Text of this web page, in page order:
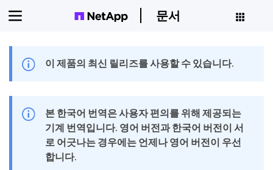
문서
이 제품의 최신 릴리즈를 사용할 수 있습니다.
본 한국어 번역은 사용자 편의를 위해 제공되는
기계 번역입니다. 영어 버전과 한국어 버전이 서
로 어긋나는 경우에는 언제나 영어 버전이 우선
합니다.